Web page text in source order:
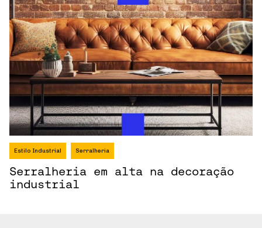
Estilo Industrial Serralheria
Serralheria em alta na decoração
industrial